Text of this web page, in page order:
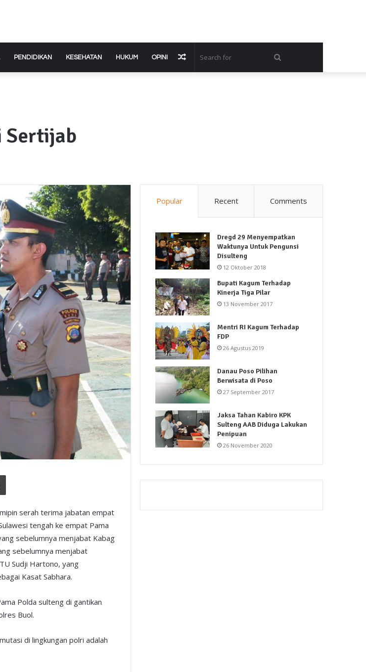
PENDIDIKAN KESEHATAN HUKUM OPINI Random
Sertijab
Print
serah terima jabatan empat
tengah ke empat Pama
sebelumnya menjabat Kabag
sebelumnya menjabat
Sudji Hartono, yang
Kasat Sabhara.
Polda sulteng di gantikan
Buol.
di lingkungan polri adalah
Popular Recent Comments
Dregd 29 Menyempatkan
Waktunya Untuk Pengunsi
Disulteng
12 Oktober 2018
Bupati Kagum Terhadap
Kinerja Tiga Pilar
13 November 2017
Mentri RI Kagum Terhadap
FDP
26 Agustus 2019
Danau Poso Pilihan
Berwisata di Poso
27 September 2017
Jaksa Tahan Kabiro KPK
Sulteng AAB Diduga Lakukan
Penipuan
26 November 2020